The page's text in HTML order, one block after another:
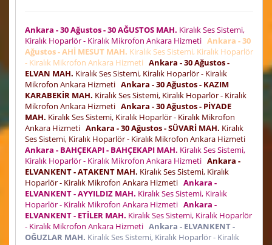
Ankara - 30 Ağustos - 30 AĞUSTOS MAH. Kiralık Ses Sistemi,
Kiralık Hoparlör - Kiralık Mikrofon Ankara Hizmeti Ankara - 30
Ağustos - AHİ MESUT MAH. Kiralık Ses Sistemi, Kiralık Hoparlör
- Kiralık Mikrofon Ankara Hizmeti Ankara - 30 Ağustos -
ELVAN MAH. Kiralık Ses Sistemi, Kiralık Hoparlör - Kiralık
Mikrofon Ankara Hizmeti Ankara - 30 Ağustos - KAZIM
KARABEKİR MAH. Kiralık Ses Sistemi, Kiralık Hoparlör - Kiralık
Mikrofon Ankara Hizmeti Ankara - 30 Ağustos - PİYADE
MAH. Kiralık Ses Sistemi, Kiralık Hoparlör - Kiralık Mikrofon
Ankara Hizmeti Ankara - 30 Ağustos - SÜVARİ MAH. Kiralık
Ses Sistemi, Kiralık Hoparlör - Kiralık Mikrofon Ankara Hizmeti
Ankara - BAHÇEKAPI - BAHÇEKAPI MAH. Kiralık Ses Sistemi,
Kiralık Hoparlör - Kiralık Mikrofon Ankara Hizmeti Ankara -
ELVANKENT - ATAKENT MAH. Kiralık Ses Sistemi, Kiralık
Hoparlör - Kiralık Mikrofon Ankara Hizmeti Ankara -
ELVANKENT - AYYILDIZ MAH. Kiralık Ses Sistemi, Kiralık
Hoparlör - Kiralık Mikrofon Ankara Hizmeti Ankara -
ELVANKENT - ETİLER MAH. Kiralık Ses Sistemi, Kiralık Hoparlör
- Kiralık Mikrofon Ankara Hizmeti Ankara - ELVANKENT -
OĞUZLAR MAH. Kiralık Ses Sistemi, Kiralık Hoparlör - Kiralık